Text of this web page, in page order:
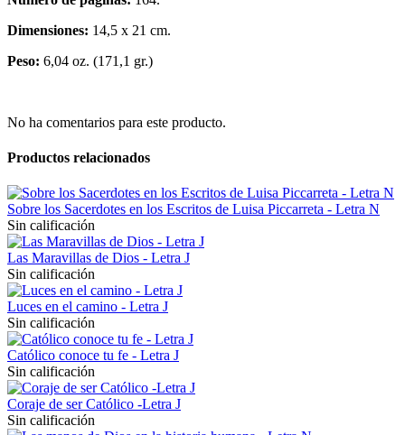
Dimensiones: 14,5 x 21 cm.
Peso: 6,04 oz. (171,1 gr.)
No ha comentarios para este producto.
Productos relacionados
Sobre los Sacerdotes en los Escritos de Luisa Piccarreta - Letra N
Sin calificación
Las Maravillas de Dios - Letra J
Sin calificación
Luces en el camino - Letra J
Sin calificación
Católico conoce tu fe - Letra J
Sin calificación
Coraje de ser Católico -Letra J
Sin calificación